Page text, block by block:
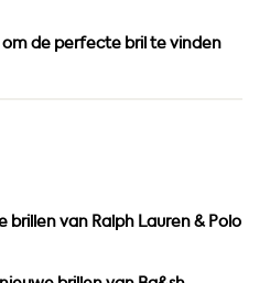
de perfecte bril te vinden
van Ralph Lauren & Polo